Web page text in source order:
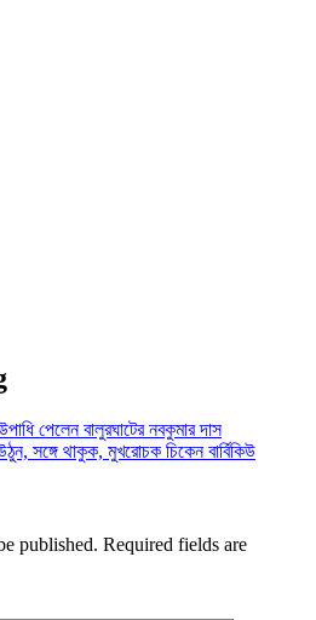
পেলেন বালুরঘাটের নবকুমার দাস
সঙ্গে থাকুক, মুখরোচক চিকেন বার্বিকিউ
published. Required fields are